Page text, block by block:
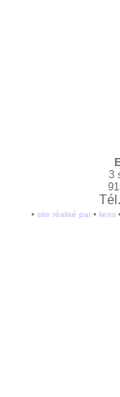
3
• site réalisé par• liens